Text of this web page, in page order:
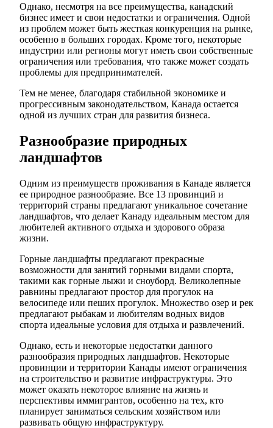
Однако, несмотря на все преимущества, канадский
бизнес имеет и свои недостатки и ограничения. Одной
из проблем может быть жесткая конкуренция на рынке,
особенно в больших городах. Кроме того, некоторые
индустрии или регионы могут иметь свои собственные
ограничения или требования, что также может создать
проблемы для предпринимателей.
Тем не менее, благодаря стабильной экономике и
прогрессивным законодательством, Канада остается
одной из лучших стран для развития бизнеса.
Разнообразие природных
ландшафтов
Одним из преимуществ проживания в Канаде является
ее природное разнообразие. Все 13 провинций и
территорий страны предлагают уникальное сочетание
ландшафтов, что делает Канаду идеальным местом для
любителей активного отдыха и здорового образа
жизни.
Горные ландшафты предлагают прекрасные
возможности для занятий горными видами спорта,
такими как горные лыжи и сноуборд. Великолепные
равнины предлагают простор для прогулок на
велосипеде или пеших прогулок. Множество озер и рек
предлагают рыбакам и любителям водных видов
спорта идеальные условия для отдыха и развлечений.
Однако, есть и некоторые недостатки данного
разнообразия природных ландшафтов. Некоторые
провинции и территории Канады имеют ограничения
на строительство и развитие инфраструктуры. Это
может оказать некоторое влияние на жизнь и
перспективы иммигрантов, особенно на тех, кто
планирует заниматься сельским хозяйством или
развивать общую инфраструктуру.